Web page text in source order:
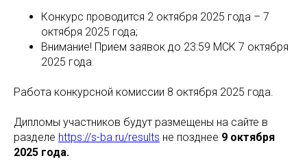
Конкурс проводится 2 октября 2025 года – 7
октября 2025 года;
Внимание! Прием заявок до 23:59 МСК 7 октября
2025 года.
Работа конкурсной комиссии 8 октября 2025 года.
Дипломы участников будут размещены на сайте в
разделе https://s-ba.ru/results не позднее 9 октября
2025 года.